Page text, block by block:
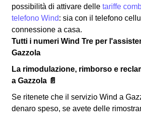
possibilità di attivare delle tariffe
telefono Wind: sia con il telefono
connessione a casa.
Tutti i numeri Wind Tre per
Gazzola
La rimodulazione, rimborso e
a Gazzola 📄
Se ritenete che il servizio Wind a
denaro speso, se avete delle